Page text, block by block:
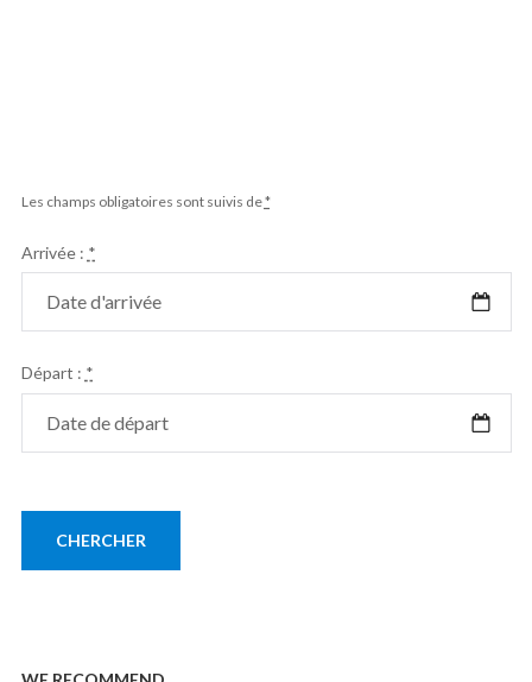
Les champs obligatoires sont suivis de*
Arrivée : *
Départ : *